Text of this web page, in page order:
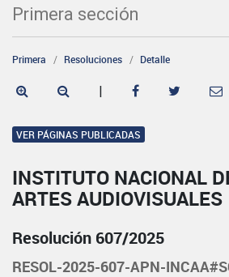
Primera sección
Primera Resoluciones Detalle
|
VER PÁGINAS PUBLICADAS
INSTITUTO NACIONAL
ARTES AUDIOVISUALES
Resolución 607/2025
RESOL-2025-607-APN-